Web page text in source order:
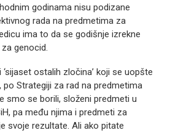
godinama nisu podizane
rada na predmetima za
ima to da se godišnje izrekne
genocid.
ostalih zločina’ koji se uopšte
po Strategiji za rad na predmetima
smo se borili, složeni predmeti u
pa među njima i predmeti za
svoje rezultate. Ali ako pitate